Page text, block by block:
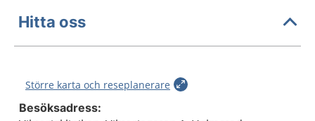
Hitta oss
Större karta och reseplanerare
Besöksadress: